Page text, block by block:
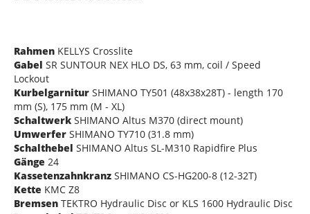
Rahmen KELLYS Crosslite
Gabel SR SUNTOUR NEX HLO DS, 63 mm, coil / Speed
Lockout
Kurbelgarnitur SHIMANO TY501 (48x38x28T) - length 170
mm (S), 175 mm (M - XL)
Schaltwerk SHIMANO Altus M370 (direct mount)
Umwerfer SHIMANO TY710 (31.8 mm)
Schalthebel SHIMANO Altus SL-M310 Rapidfire Plus
Gänge 24
Kassetenzahnkranz SHIMANO CS-HG200-8 (12-32T)
Kette KMC Z8
Bremsen TEKTRO Hydraulic Disc or KLS 1600 Hydraulic Disc